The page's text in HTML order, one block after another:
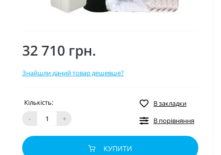
32 710 грн.
Знайшли даний товар дешевше?
Кількість:
-
+
В закладки
В порівняння
КУПИТИ